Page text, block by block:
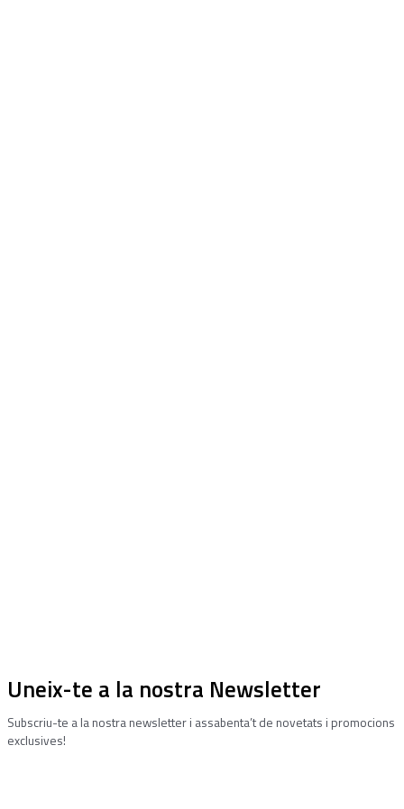
Uneix-te a la nostra Newsletter
Subscriu-te a la nostra newsletter i assabenta’t de novetats i promocions
exclusives!